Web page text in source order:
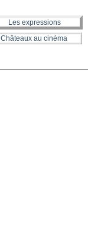
Les expressions
Châteaux au cinéma